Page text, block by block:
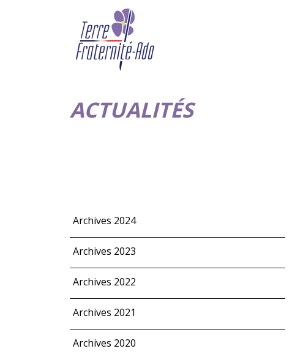
ACTUALITÉS
Archives 2024
Archives 2023
Archives 2022
Archives 2021
Archives 2020